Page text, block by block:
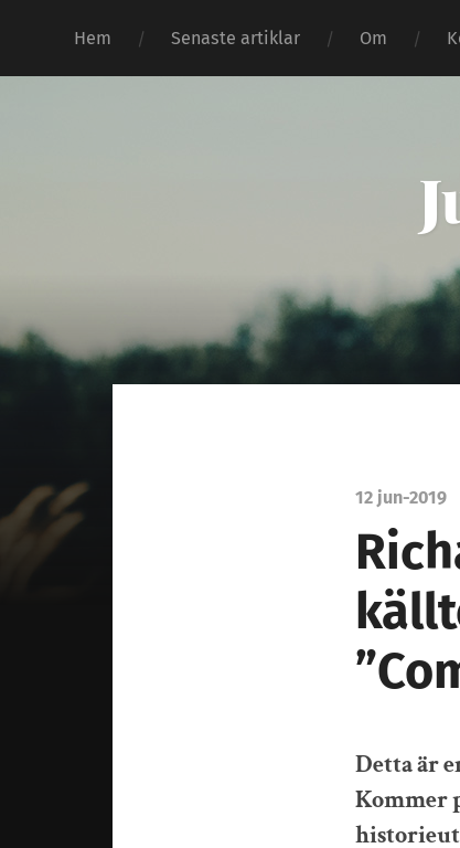
Hem Senaste artiklar Om
12 jun-2019
Detta är
Kommer